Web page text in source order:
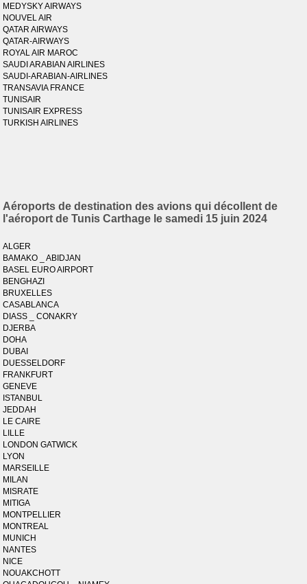
MEDYSKY AIRWAYS
NOUVEL AIR
QATAR AIRWAYS
QATAR-AIRWAYS
ROYAL AIR MAROC
SAUDI ARABIAN AIRLINES
SAUDI-ARABIAN-AIRLINES
TRANSAVIA FRANCE
TUNISAIR
TUNISAIR EXPRESS
TURKISH AIRLINES
Aéroports de destination des avions qui décollent de
l'aéroport de Tunis Carthage le samedi 15 juin 2024
ALGER
BAMAKO _ ABIDJAN
BASEL EURO AIRPORT
BENGHAZI
BRUXELLES
CASABLANCA
DIASS _ CONAKRY
DJERBA
DOHA
DUBAI
DUESSELDORF
FRANKFURT
GENEVE
ISTANBUL
JEDDAH
LE CAIRE
LILLE
LONDON GATWICK
LYON
MARSEILLE
MILAN
MISRATE
MITIGA
MONTPELLIER
MONTREAL
MUNICH
NANTES
NICE
NOUAKCHOTT